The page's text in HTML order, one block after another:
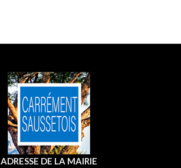
ADRESSE DE LA MAIRIE